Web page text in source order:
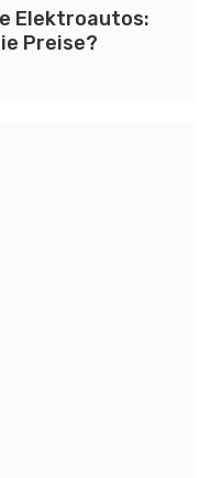
Elektroautos:
Preise?